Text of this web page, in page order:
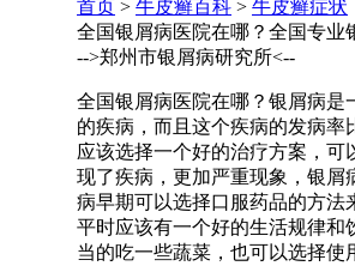
首页 > 牛皮癣百科 > 牛皮癣症状
全国银屑病医院在哪？全国专业
-->郑州市银屑病研究所<--
全国银屑病医院在哪？银屑病是
的疾病，而且这个疾病的发病率
应该选择一个好的治疗方案，可
现了疾病，更加严重现象，银屑
病早期可以选择口服药品的方法
平时应该有一个好的生活规律和
当的吃一些蔬菜，也可以选择使